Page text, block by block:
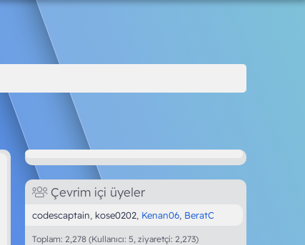
Çevrim içi üyeler
codescaptain kose0202 Kenan06 BeratC
Toplam: 2,278 (Kullanıcı: 5, ziyaretçi: 2,273)